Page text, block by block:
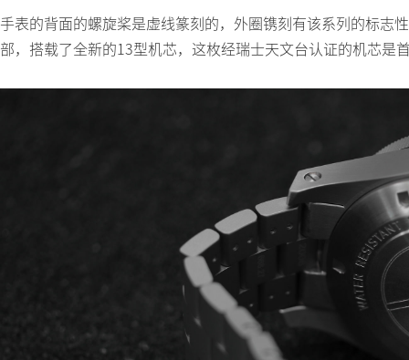
手表的背面的螺旋桨是虚线篆刻的，外圈镌刻有该系列的标
部，搭载了全新的13型机芯，这枚经瑞士天文台认证的机芯是